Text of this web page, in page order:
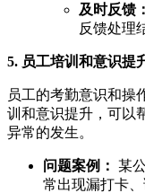
及时反馈：
反馈处理
5. 员工培训和意识提
员工的考勤意识和操
训和意识提升，可以
异常的发生。
问题案例： 某
常出现漏打卡